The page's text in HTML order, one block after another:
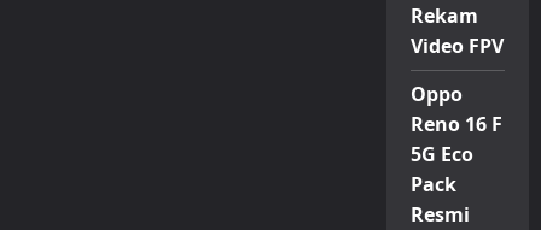
Rekam
Video FPV
Oppo
Reno 16 F
5G Eco
Pack
Resmi